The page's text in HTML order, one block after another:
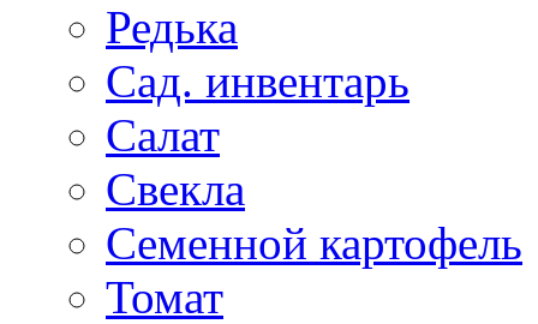
Редька
Сад. инвентарь
Салат
Свекла
Семенной картофель
Томат